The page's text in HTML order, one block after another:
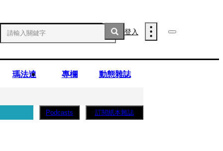
登入
瑪法達 專欄 動態雜誌
Podcasts 訂閱紙本雜誌